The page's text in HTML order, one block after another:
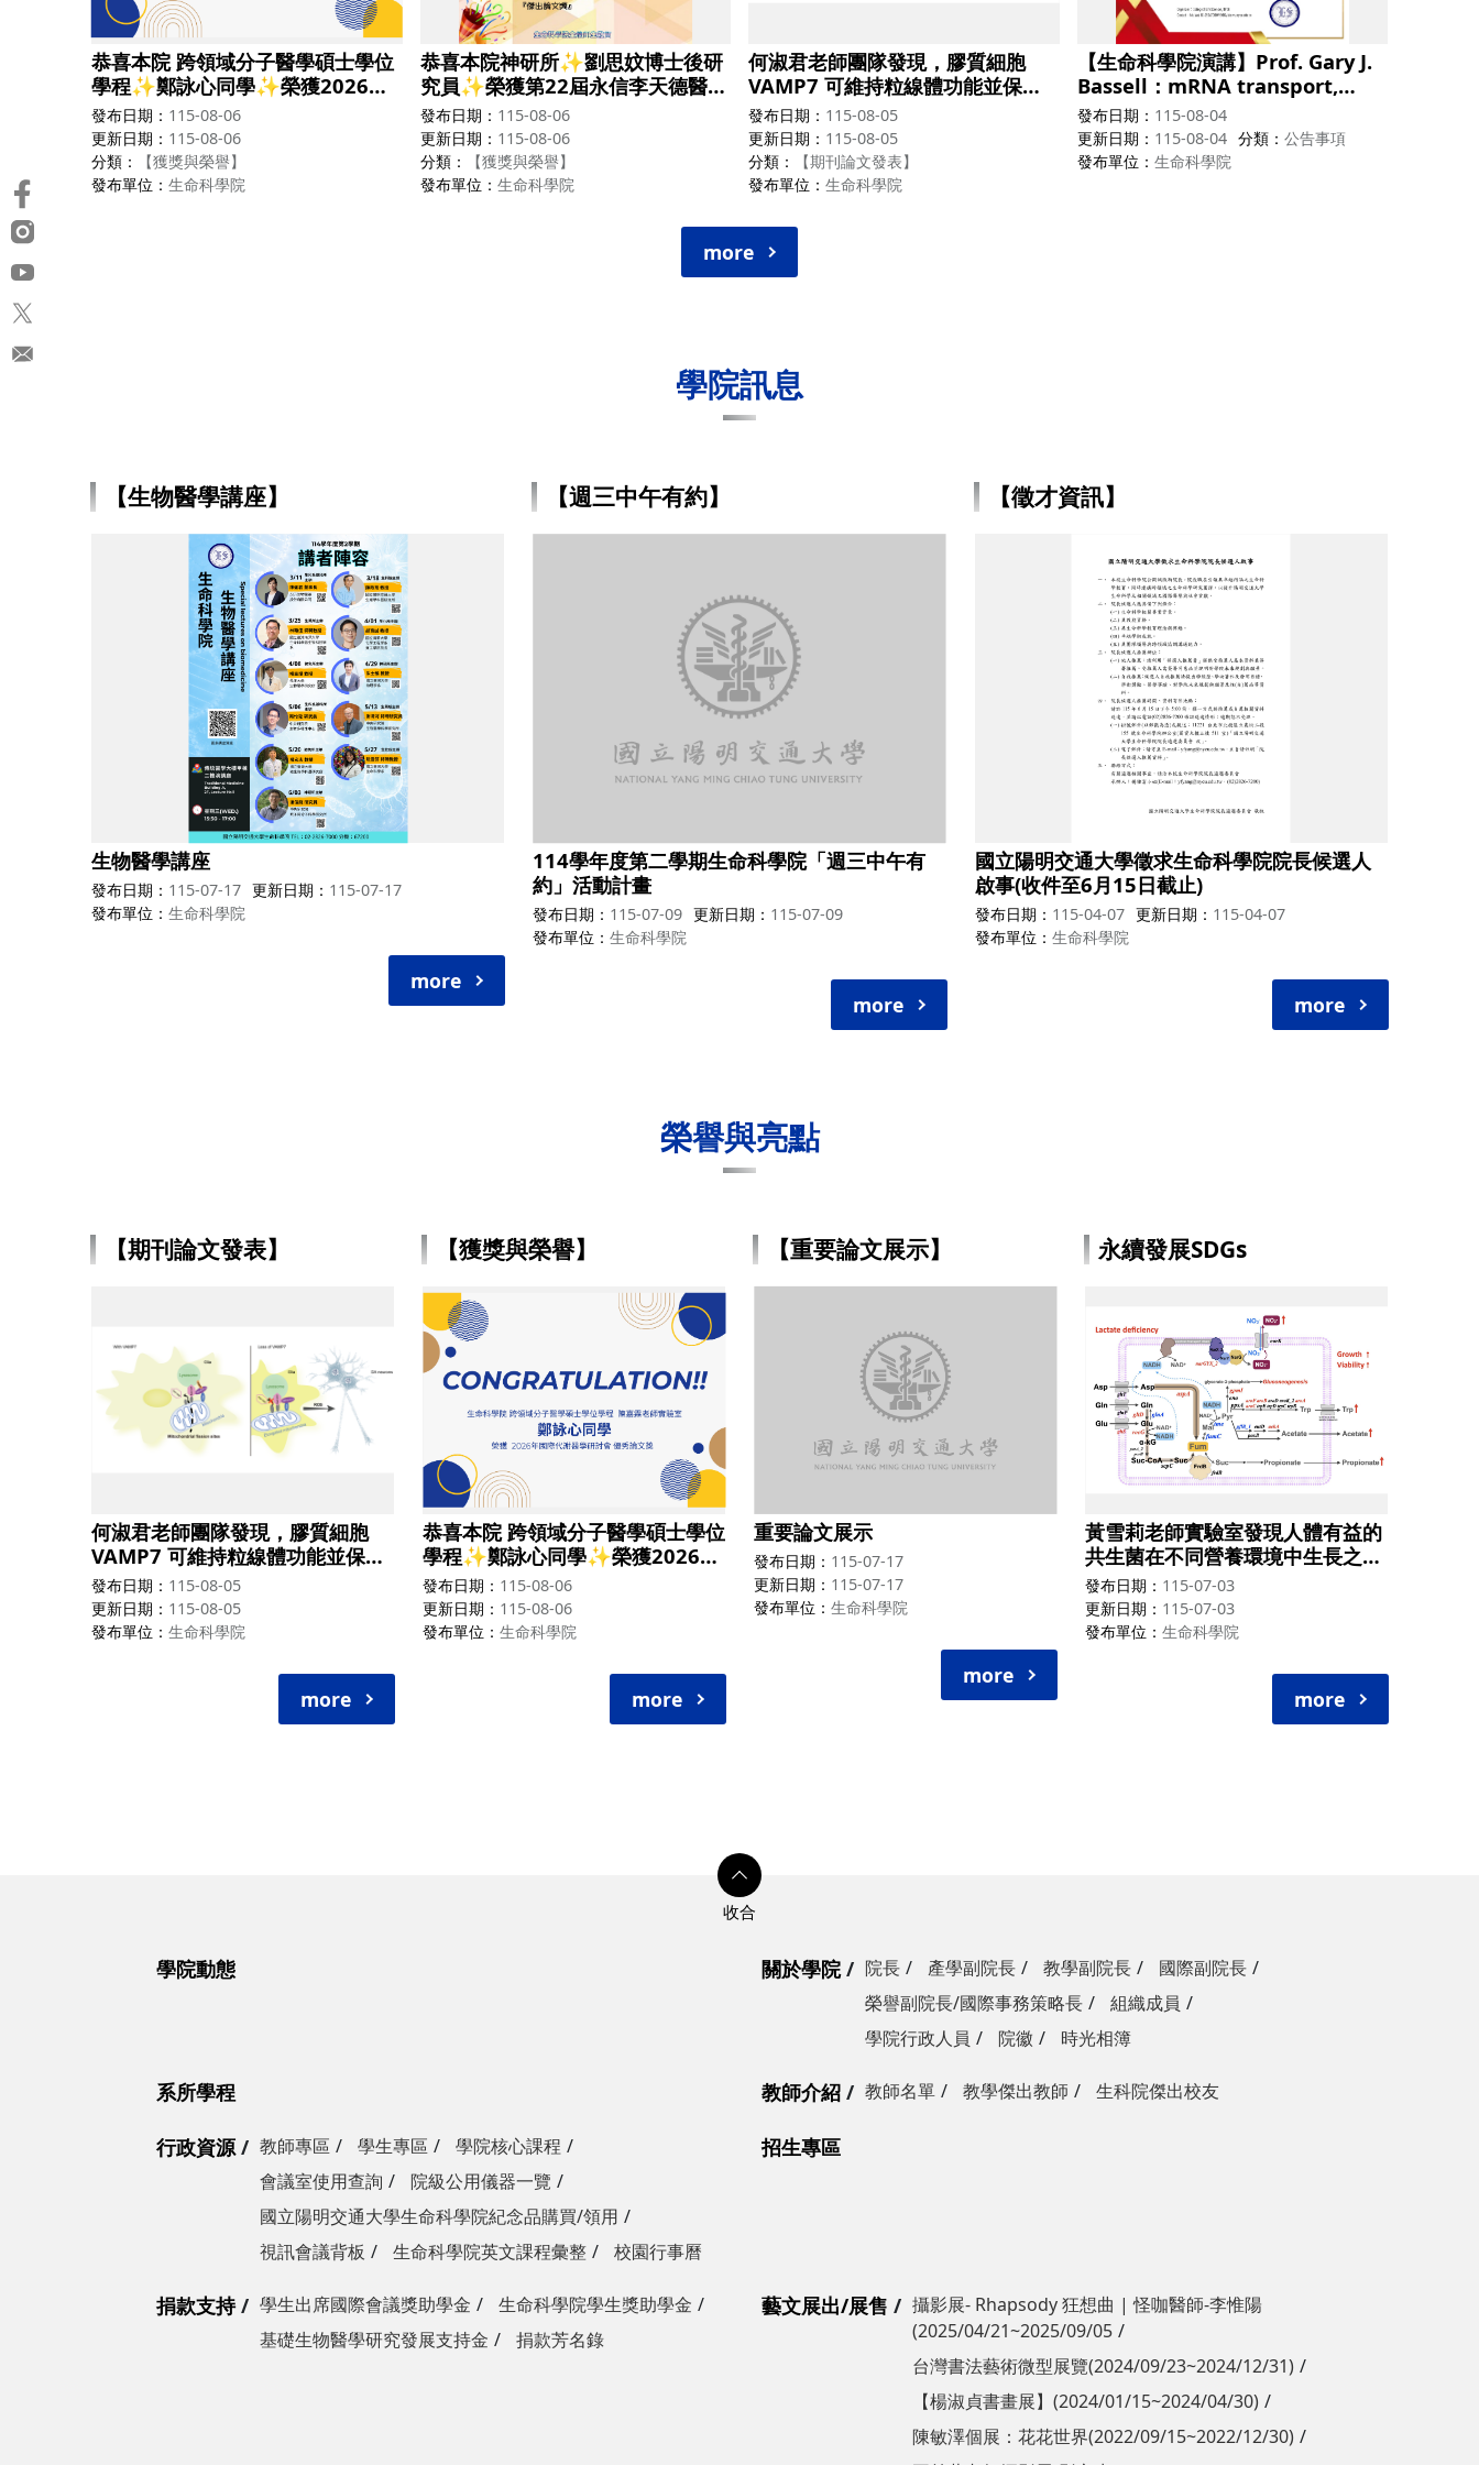
恭喜本院 跨領域分子醫學碩士學位
學程✨鄭詠心同學✨榮獲2026年
國際代謝醫學研討會 優秀論文獎!!
發布日期
115-08-06
更新日期
115-08-06
分類
【獲獎與榮譽】
發布單位
生命科學院
恭喜本院神研所✨劉思妏博士後研
究員✨榮獲第22屆永信李天德醫藥
科技獎之傑出論文獎！
發布日期
115-08-06
更新日期
115-08-06
分類
【獲獎與榮譽】
發布單位
生命科學院
何淑君老師團隊發現，膠質細胞
VAMP7 可維持粒線體功能並保護
多巴胺神經元，揭示神經退化疾病
的新治療標的。
發布日期
115-08-05
更新日期
115-08-05
分類
【期刊論文發表】
發布單位
生命科學院
【生命科學院演講】Prof. Gary J.
Bassell：mRNA transport,
local protein synthesis and
neurodevelopmental brain
disorders
發布日期
115-08-04
更新日期
115-08-04 分類
公告事項
發布單位
生命科學院
more
學院訊息
【生物醫學講座】
生物醫學講座
發布日期 115-07-17 更新日期
115-07-17
發布單位
生命科學院
more
【週三中午有約】
114學年度第二學期生命科學院「週三中午有
約」活動計畫
發布日期 115-07-09 更新日期
115-07-09
發布單位
生命科學院
more
【徵才資訊】
國立陽明交通大學徵求生命科學院院長候選人
啟事(收件至6月15日截止)
發布日期 115-04-07 更新日期
115-04-07
發布單位
生命科學院
more
榮譽與亮點
【期刊論文發表】
何淑君老師團隊發現，膠質細胞
VAMP7 可維持粒線體功能並保護
多巴胺神經元，揭示神經退化疾病
的新治療標的。
發布日期
115-08-05
更新日期
115-08-05
發布單位
生命科學院
more
【獲獎與榮譽】
恭喜本院 跨領域分子醫學碩士學位
學程✨鄭詠心同學✨榮獲2026年
國際代謝醫學研討會 優秀論文獎!!
發布日期
115-08-06
更新日期
115-08-06
發布單位
生命科學院
more
【重要論文展示】
重要論文展示
發布日期
115-07-17
更新日期
115-07-17
發布單位
生命科學院
more
永續發展SDGs
黃雪莉老師實驗室發現人體有益的
共生菌在不同營養環境中生長之分
子機制，本文發表在《Applied
and Environmental
Microbiology》期刊
發布日期
115-07-03
更新日期
115-07-03
發布單位
生命科學院
more
學院動態 關於學院 院長 產學副院長 教學副院長
國際副院長
榮譽副院長/國際事務策略長
組織成員
學院行政人員
院徽 時光相簿
系所學程 教師介紹 教師名單 教學傑出教師 生科院傑出校友
行政資源 教師專區 學生專區
學院核心課程
會議室使用查詢
院級公用儀器一覽
國立陽明交通大學生命科學院紀念品購買/領用
視訊會議背板
生命科學院英文課程彙整 校園行事曆
招生專區
捐款支持 學生出席國際會議獎助學金
生命科學院學生獎助學金
基礎生物醫學研究發展支持金
捐款芳名錄
藝文展出/展售
攝影展- Rhapsody 狂想曲 | 怪咖醫師-李惟陽
(2025/04/21~2025/09/05
台灣書法藝術微型展覽(2024/09/23~2024/12/31)
【楊淑貞書畫展】(2024/01/15~2024/04/30)
陳敏澤個展：花花世界(2022/09/15~2022/12/30)